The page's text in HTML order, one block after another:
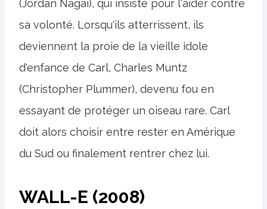
(Jordan Nagai), qui insiste pour l'aider contre
sa volonté. Lorsqu'ils atterrissent, ils
deviennent la proie de la vieille idole
d'enfance de Carl, Charles Muntz
(Christopher Plummer), devenu fou en
essayant de protéger un oiseau rare. Carl
doit alors choisir entre rester en Amérique
du Sud ou finalement rentrer chez lui.
WALL-E (2008)